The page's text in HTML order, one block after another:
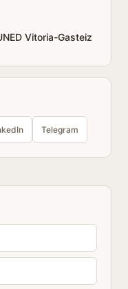
Vitoria-Gasteiz
Telegram